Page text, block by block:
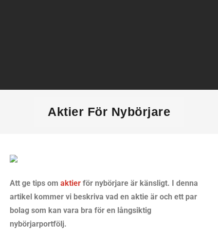
Alternativa investeringar
Låna pengar
Aktier För Nybörjare​
Att ge tips om aktier för nybörjare är känsligt. I denna
artikel kommer vi beskriva vad en aktie är och ett par
bolag som kan vara bra för en långsiktig
nybörjarportfölj.